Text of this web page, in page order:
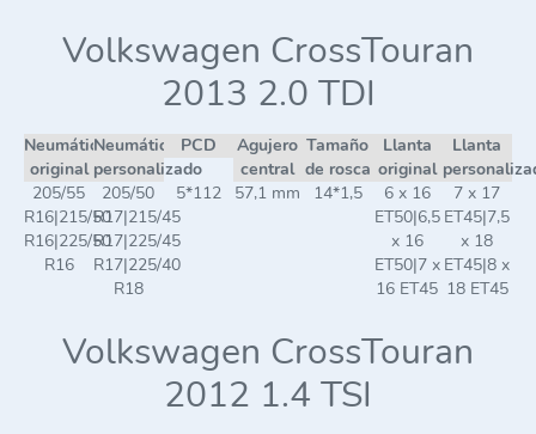
Volkswagen CrossTouran
2013 2.0 TDI
Neumático
original
Neumático
personalizado
PCD
Agujero
central
Tamaño
de rosca
Llanta
original
Llanta
205/55
R16|215/50
R16|225/50
R16
205/50
R17|215/45
R17|225/45
R17|225/40
R18
5*112 57,1 mm 14*1,5
6 x 16
ET50|6,5
x 16
ET50|7 x
16 ET45
7 x 17
ET45|7,5
x 18
ET45|8 x
18 ET45
Volkswagen CrossTouran
2012 1.4 TSI